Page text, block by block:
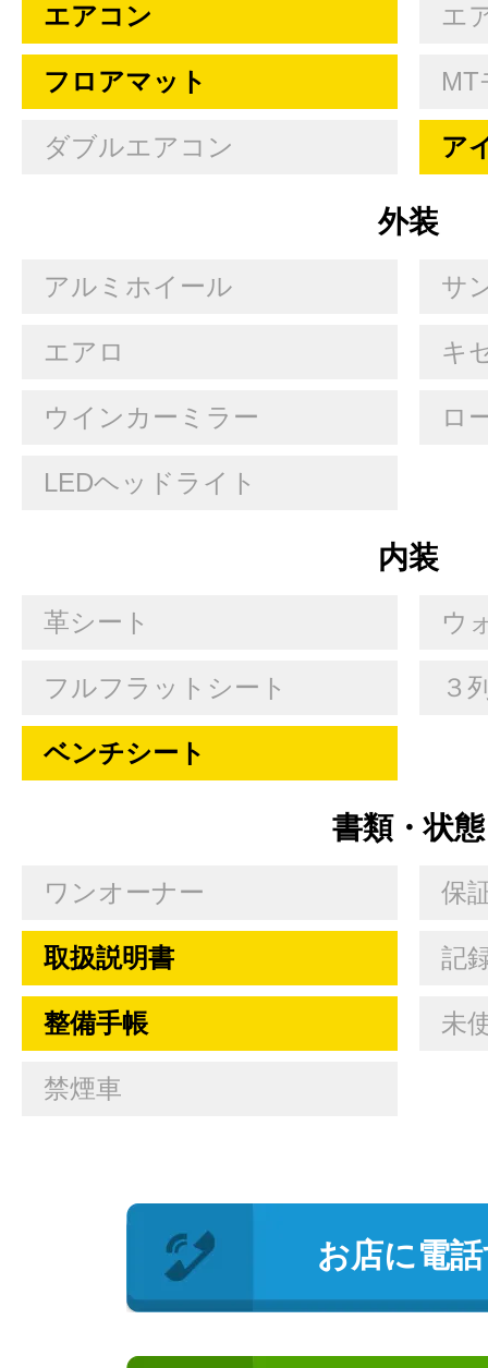
エアコン エ
フロアマット MT
ダブルエアコン ア
外装
アルミホイール サ
エアロ キ
ウインカーミラー ロ
LEDヘッドライト
内装
革シート ウ
フルフラットシート ３
ベンチシート
書類・状態
ワンオーナー 保
取扱説明書 記
整備手帳 未
禁煙車
お店に電